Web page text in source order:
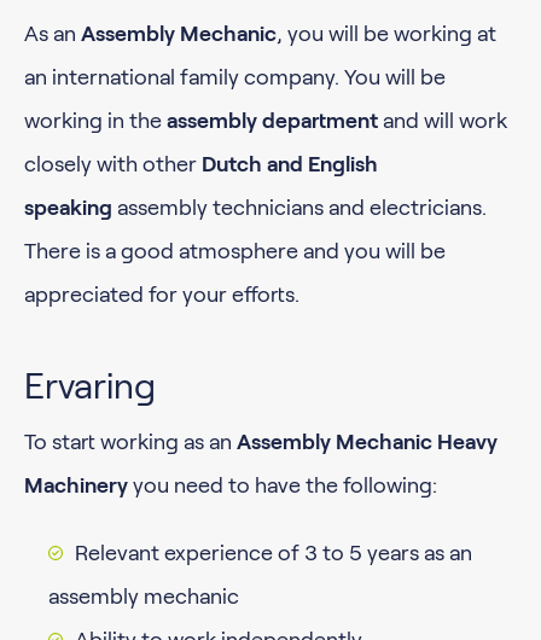
As an Assembly Mechanic, you will be working at
an international family company. You will be
working in the assembly department and will work
closely with other Dutch and English
speaking assembly technicians and electricians.
There is a good atmosphere and you will be
appreciated for your efforts.
Ervaring
To start working as an Assembly Mechanic Heavy
Machinery you need to have the following:
Relevant experience of 3 to 5 years as an
assembly mechanic